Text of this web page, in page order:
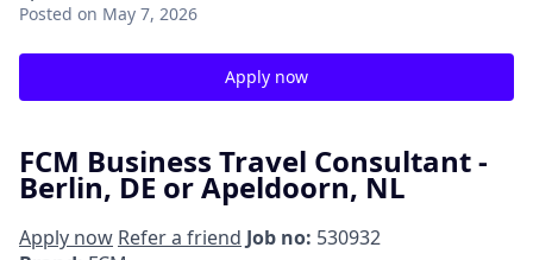
Posted on May 7, 2026
Apply now
FCM Business Travel Consultant -
Berlin, DE or Apeldoorn, NL
Apply now Refer a friend Job no: 530932